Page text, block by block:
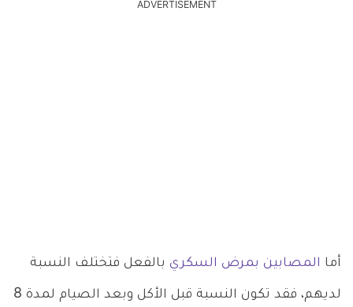
ADVERTISEMENT
أما المصابين بمرض السكري بالفعل فتختلف النسبة
لديهم، فقد تكون النسبة قبل الأكل وبعد الصيام لمدة 8